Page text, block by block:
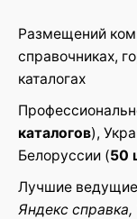
Размещений
справочниках,
каталогах
каталогов),
Белоруссии (50
Лучшие ведущие
Яндекс справка,
Reviews
There are no
Be the first
Ваш адрес email
опубликован.